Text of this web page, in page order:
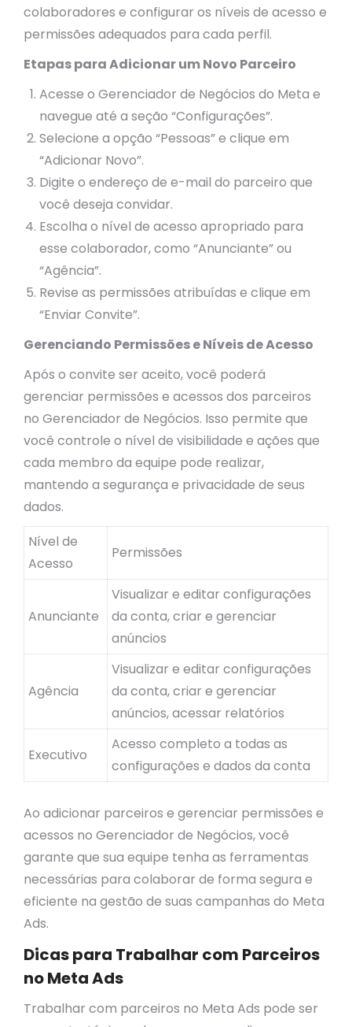
colaboradores e configurar os níveis de acesso e
permissões adequados para cada perfil.
Etapas para Adicionar um Novo Parceiro
Acesse o Gerenciador de Negócios do Meta e
navegue até a seção “Configurações”.
Selecione a opção “Pessoas” e clique em
“Adicionar Novo”.
Digite o endereço de e-mail do parceiro que
você deseja convidar.
Escolha o nível de acesso apropriado para
esse colaborador, como “Anunciante” ou
“Agência”.
Revise as permissões atribuídas e clique em
“Enviar Convite”.
Gerenciando Permissões e Níveis de Acesso
Após o convite ser aceito, você poderá
gerenciar permissões e acessos dos parceiros
no Gerenciador de Negócios. Isso permite que
você controle o nível de visibilidade e ações que
cada membro da equipe pode realizar,
mantendo a segurança e privacidade de seus
dados.
Nível de
Acesso
Permissões
Anunciante
Visualizar e editar configurações
da conta, criar e gerenciar
anúncios
Agência
Visualizar e editar configurações
da conta, criar e gerenciar
anúncios, acessar relatórios
Executivo
Acesso completo a todas as
configurações e dados da conta
Ao adicionar parceiros e gerenciar permissões e
acessos no Gerenciador de Negócios, você
garante que sua equipe tenha as ferramentas
necessárias para colaborar de forma segura e
eficiente na gestão de suas campanhas do Meta
Ads.
Dicas para Trabalhar com Parceiros
no Meta Ads
Trabalhar com parceiros no Meta Ads pode ser